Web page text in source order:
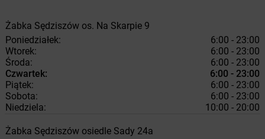
Żabka Sędziszów os. Na Skarpie 9
Poniedziałek:
6:00 - 23:00
Wtorek:
6:00 - 23:00
Środa:
6:00 - 23:00
Czwartek:
6:00 - 23:00
Piątek:
6:00 - 23:00
Sobota:
6:00 - 23:00
Niedziela:
10:00 - 20:00
Żabka Sędziszów osiedle Sady 24a